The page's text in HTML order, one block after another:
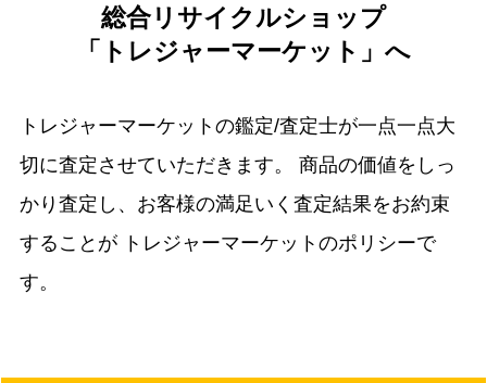
総合リサイクルショップ
「トレジャーマーケット」へ
トレジャーマーケットの鑑定/査定士が一点一点大
切に査定させていただきます。
商品の価値をしっ
かり査定し、お客様の満足いく査定結果をお約束
することが トレジャーマーケットのポリシーで
す。